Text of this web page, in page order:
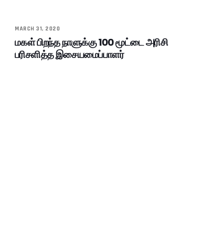
MARCH 31, 2020
மகள் பிறந்த நாளுக்கு 100 மூட்டை அரிசி
பரிசளித்த இசையமைப்பாளர்